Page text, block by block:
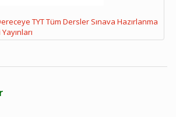
TYT Tüm Dersler Sınava Hazırlanma